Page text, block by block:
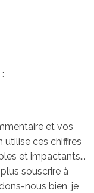
et vos
utilise ces chiffres
et impactants...
souscrire à
nous bien, je